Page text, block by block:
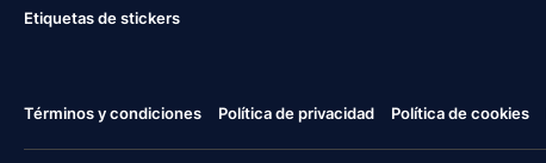
Etiquetas de stickers
Términos y condiciones Política de privacidad Política de cookies